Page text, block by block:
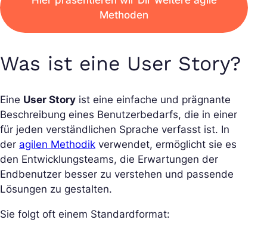
Methoden
Was ist eine User Story?
Eine User Story ist eine einfache und prägnante
Beschreibung eines Benutzerbedarfs, die in einer
für jeden verständlichen Sprache verfasst ist. In
der agilen Methodik verwendet, ermöglicht sie es
den Entwicklungsteams, die Erwartungen der
Endbenutzer besser zu verstehen und passende
Lösungen zu gestalten.
Sie folgt oft einem Standardformat: